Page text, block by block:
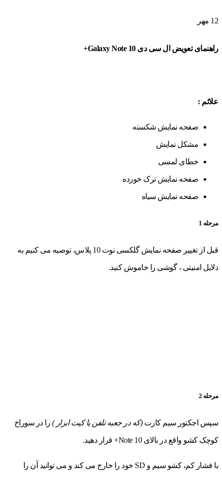
12 مهر
راهنمای تعویض ال سی دی Galaxy Note 10+
علائم :
صفحه نمایش شکسته
مشکل نمایش
خطای لمسی
صفحه نمایش ترک خورده
صفحه نمایش سیاه
مرحله 1
قبل از تغییر صفحه نمایش گلکسی نوت 10 پلاس، توصیه می کنیم به
دلایل امنیتی ، گوشی را خاموش کنید.
مرحله 2
سپس اجکتور سیم کارت(که در جعبه تلفن یا کیت ابزار ) را در سوراخ
کوچک کشو واقع در بالای Note 10+ قرار دهید.
با فشار کم، کشو سیم و SD خود را خارج می کند و می توانید آن را